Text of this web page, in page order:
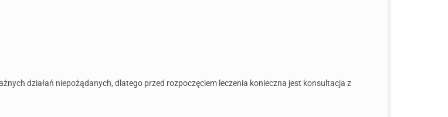
działań niepożądanych, dlatego przed rozpoczęciem leczenia konieczna jest konsultacja z